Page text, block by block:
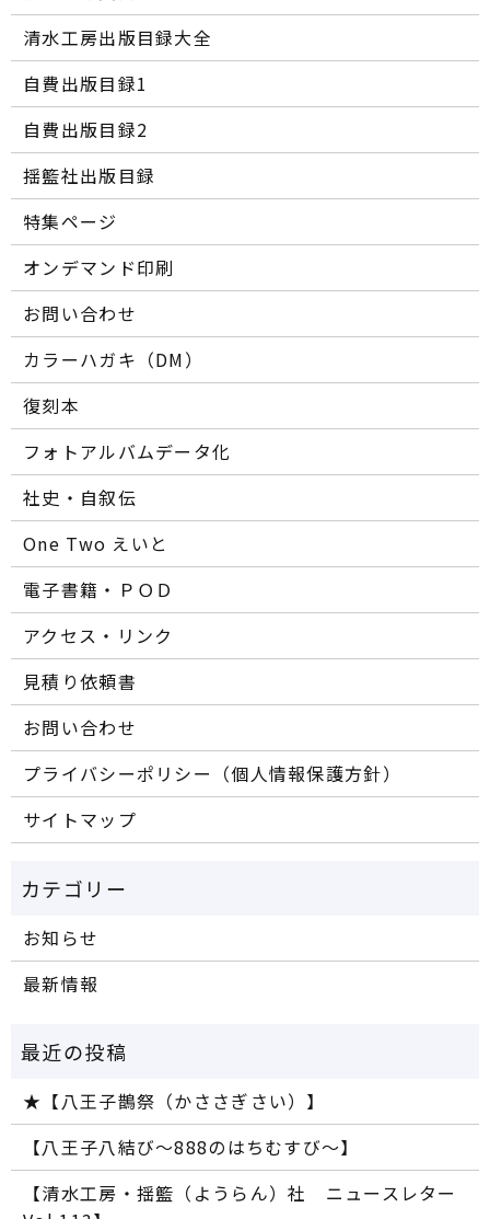
清水工房出版目録大全
自費出版目録1
自費出版目録2
揺籃社出版目録
特集ページ
オンデマンド印刷
お問い合わせ
カラーハガキ（DM）
復刻本
フォトアルバムデータ化
社史・自叙伝
One Two えいと
電子書籍・ＰＯＤ
アクセス・リンク
見積り依頼書
お問い合わせ
プライバシーポリシー（個人情報保護方針）
サイトマップ
お知らせ
最新情報
★【八王子鵲祭（かささぎさい）】
【八王子八結び～888のはちむすび～】
【清水工房・揺籃（ようらん）社 ニュースレター